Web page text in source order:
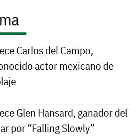
Carlos del Campo,
actor mexicano de
Glen Hansard, ganador del
por “Falling Slowly”